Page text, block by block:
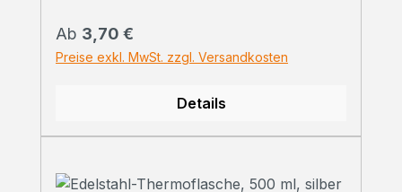
Regulärer Preis:
Ab 3,70 €
Preise exkl. MwSt. zzgl. Versandkosten
Details